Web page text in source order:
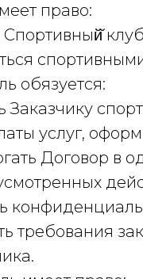
право:
Спортивный̆
обязуется:
Заказчику
услуг,
Договор в
требования